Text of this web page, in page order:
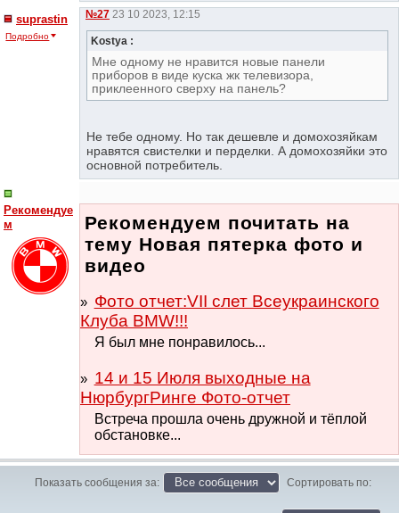
suprastin
Подробно
№27 23 10 2023, 12:15
Kostya :
Мне одному не нравится новые панели
приборов в виде куска жк телевизора,
приклеенного сверху на панель?
Не тебе одному. Но так дешевле и домохозяйкам
нравятся свистелки и перделки. А домохозяйки это
основной потребитель.
Рекомендуе
м
Рекомендуем почитать на
тему Новая пятерка фото и
видео
Фото отчет:VII слет Всеукраинского
Клуба BMW!!!
Я был мне понравилось...
14 и 15 Июля выходные на
НюрбургРинге Фото-отчет
Встреча прошла очень дружной и тёплой
обстановке...
Показать сообщения за: Сортировать по: